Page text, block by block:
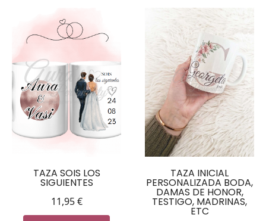
TAZA SOIS LOS
SIGUIENTES
11,95€
TAZA INICIAL
PERSONALIZADA BODA,
DAMAS DE HONOR,
TESTIGO, MADRINAS,
ETC